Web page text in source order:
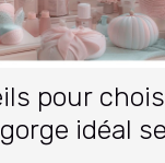
pour
idéal